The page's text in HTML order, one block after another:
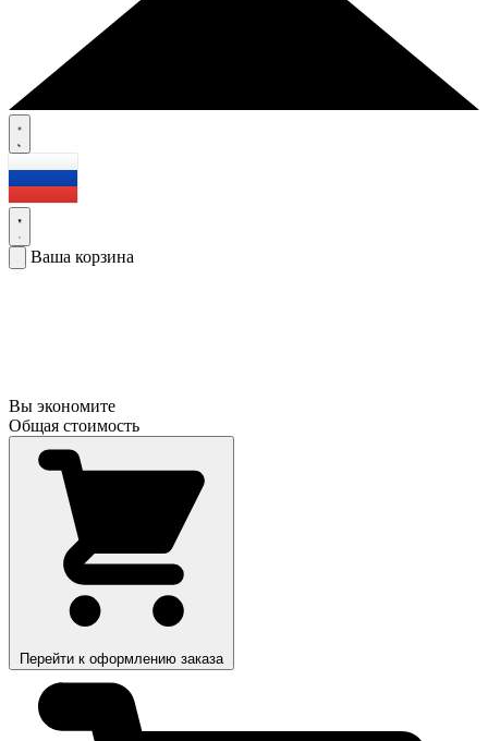
Ваша корзина
Вы экономите
Общая стоимость
Перейти к оформлению заказа